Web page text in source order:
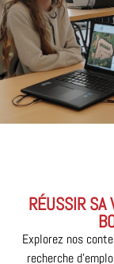
RÉUSSIR SA
Explorez nos
recherche